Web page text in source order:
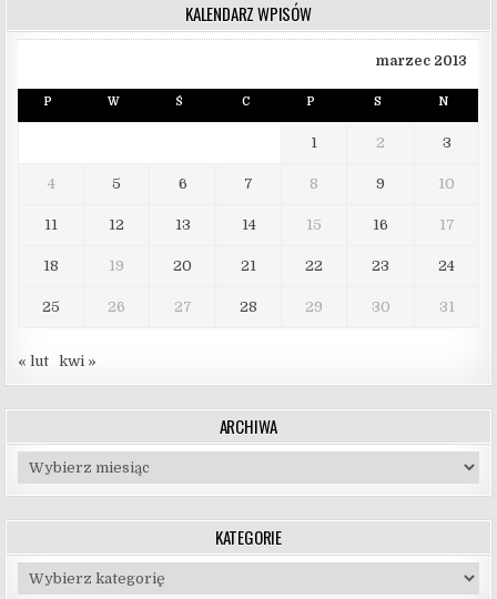
KALENDARZ WPISÓW
marzec 2013
P W Ś C P S N
1 2 3
4 5 6 7 8 9 10
11 12 13 14 15 16 17
18 19 20 21 22 23 24
25 26 27 28 29 30 31
« lut kwi »
ARCHIWA
Archiwa
KATEGORIE
Kategorie